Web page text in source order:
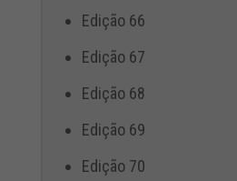
Edição 66
Edição 67
Edição 68
Edição 69
Edição 70